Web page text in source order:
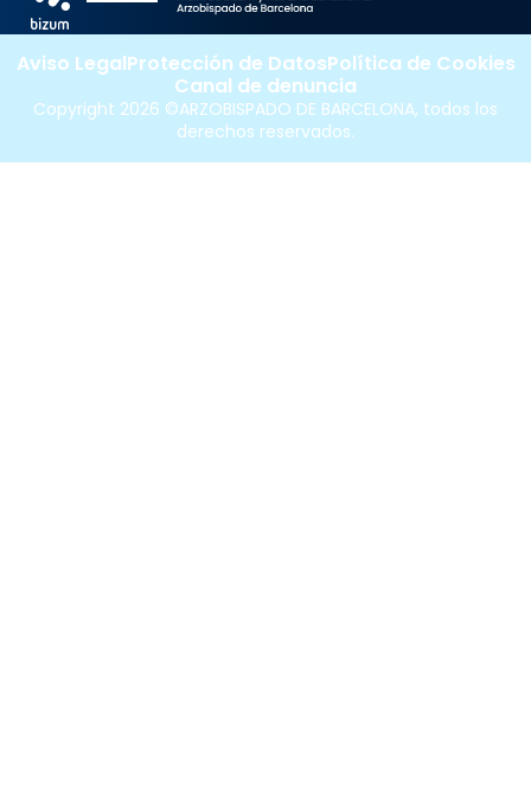
Copyright 2026 ©ARZOBISPADO DE BARCELONA, todos los
derechos reservados.
Aviso LegalProtección de DatosPolítica de Cookies
Canal de denuncia